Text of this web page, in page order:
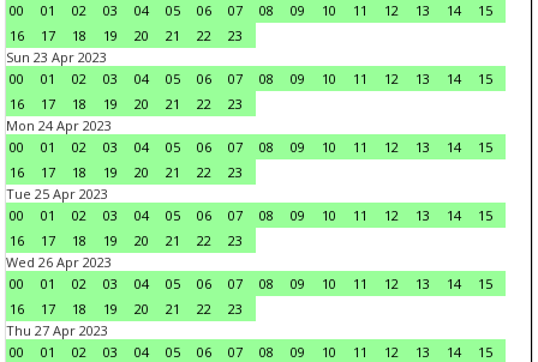
00
01 02 03 04 05 06 07 08 09 10 11 12 13 14
15
16
17 18 19 20 21 22
23
Sun 23 Apr 2023
00
01 02 03 04 05 06 07 08 09 10 11 12 13 14
15
16
17 18 19 20 21 22
23
Mon 24 Apr 2023
00
01 02 03 04 05 06 07 08 09 10 11 12 13 14
15
16
17 18 19 20 21 22
23
Tue 25 Apr 2023
00
01 02 03 04 05 06 07 08 09 10 11 12 13 14
15
16
17 18 19 20 21 22
23
Wed 26 Apr 2023
00
01 02 03 04 05 06 07 08 09 10 11 12 13 14
15
16
17 18 19 20 21 22
23
Thu 27 Apr 2023
00
01 02 03 04 05 06 07 08 09 10 11 12 13 14
15